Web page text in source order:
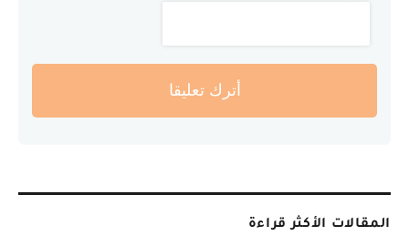
أترك تعليقا
المقالات الأكثر قراءة